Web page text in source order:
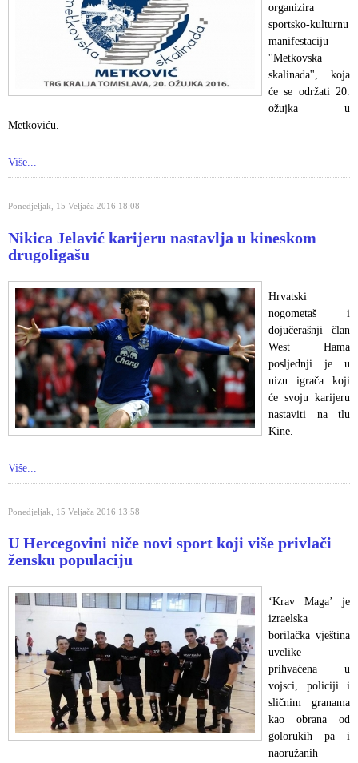
organizira
sportsko-kulturnu
manifestaciju
''Metkovska
skalinada'', koja
će se održati 20.
ožujka u
Metkoviću.
Više...
Ponedjeljak, 15 Veljača 2016 18:08
Nikica Jelavić karijeru nastavlja u kineskom
drugoligašu
Hrvatski
nogometaš i
dojučerašnji član
West Hama
posljednji je u
nizu igrača koji
će svoju karijeru
nastaviti na tlu
Kine.
Više...
Ponedjeljak, 15 Veljača 2016 13:58
U Hercegovini niče novi sport koji više privlači
žensku populaciju
‘Krav Maga’ je
izraelska
borilačka vještina
uvelike
prihvaćena u
vojsci, policiji i
sličnim granama
kao obrana od
golorukih pa i
naoružanih